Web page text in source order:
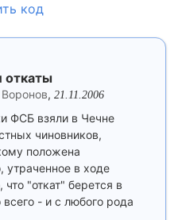
код
откаты
, 21.11.2006
ФСБ взяли в Чечне
чиновников,
положена
утраченное в ходе
"откат" берется в
- и с любого рода